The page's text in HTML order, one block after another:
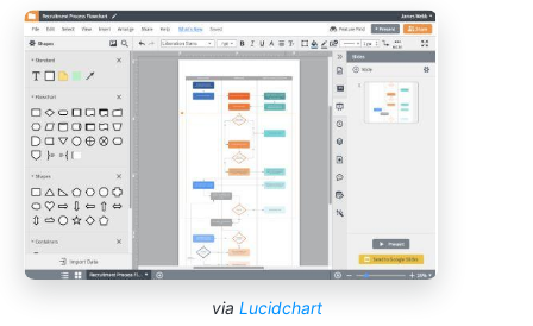
via Lucidchart